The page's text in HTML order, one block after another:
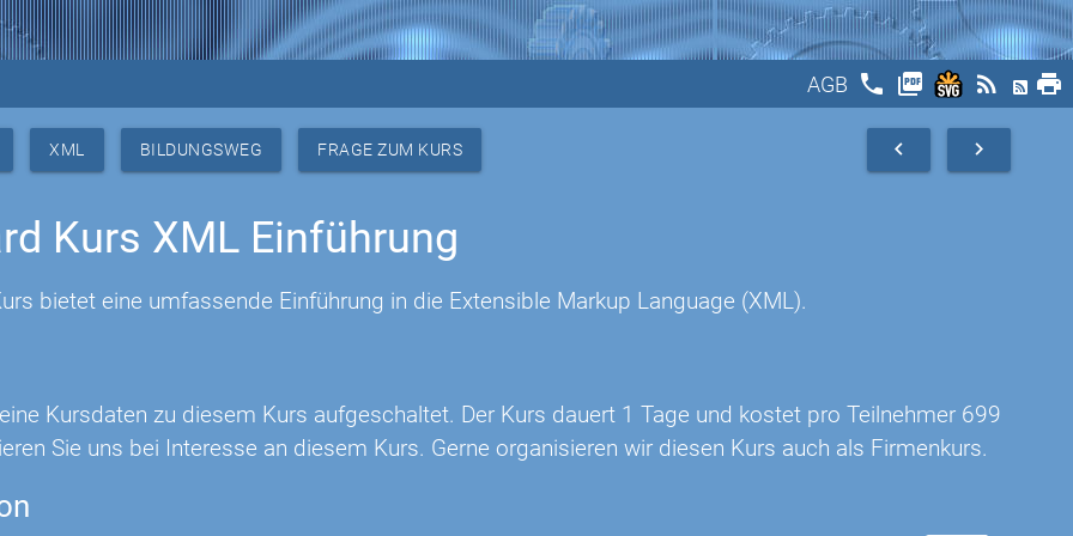
AGB phone picture_as_pdf rss_feed print
XML BILDUNGSWEG FRAGE ZUM KURS navigate_next
navigate_before
Kurs XML Einführung
bietet eine umfassende Einführung in die Extensible Markup Language (XML).
Kursdaten zu diesem Kurs aufgeschaltet. Der Kurs dauert 1 Tage und kostet pro Teilnehmer 699
Sie uns bei Interesse an diesem Kurs. Gerne organisieren wir diesen Kurs auch als Firmenkurs.